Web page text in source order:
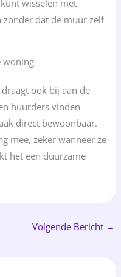
wisselen met
zonder dat de muur zelf
woning
ook bij aan de
huurders vinden
direct bewoonbaar.
mee, zeker wanneer ze
het een duurzame
Volgende Bericht →